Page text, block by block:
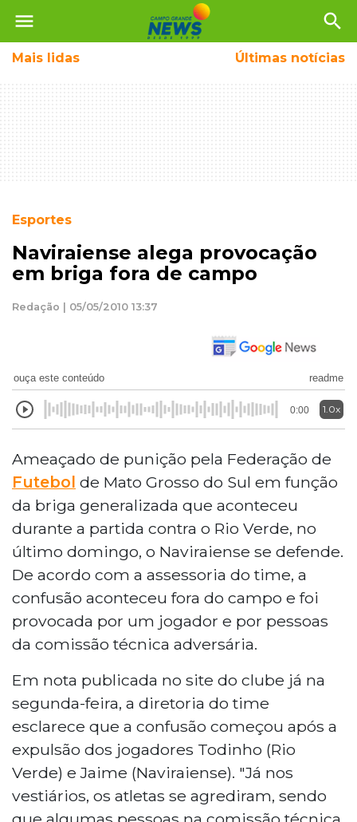
menu search
Mais lidas Últimas notícias
Esportes
Naviraiense alega provocação
em briga fora de campo
Redação | 05/05/2010 13:37
ouça este conteúdo readme
0:00 1.0x
Ameaçado de punição pela Federação de
Futebol de Mato Grosso do Sul em função
da briga generalizada que aconteceu
durante a partida contra o Rio Verde, no
último domingo, o Naviraiense se defende.
De acordo com a assessoria do time, a
confusão aconteceu fora do campo e foi
provocada por um jogador e por pessoas
da comissão técnica adversária.
Em nota publicada no site do clube já na
segunda-feira, a diretoria do time
esclarece que a confusão começou após a
expulsão dos jogadores Todinho (Rio
Verde) e Jaime (Naviraiense). "Já nos
vestiários, os atletas se agrediram, sendo